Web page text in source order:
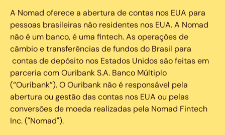
A Nomad oferece a abertura de contas nos EUA para
pessoas brasileiras não residentes nos EUA. A Nomad
não é um banco, é uma fintech. As operações de
câmbio e transferências de fundos do Brasil para
contas de depósito nos Estados Unidos são feitas em
parceria com Ouribank S.A. Banco Múltiplo
(“Ouribank”). O Ouribank não é responsável pela
abertura ou gestão das contas nos EUA ou pelas
conversões de moeda realizadas pela Nomad Fintech
Inc. ("Nomad").